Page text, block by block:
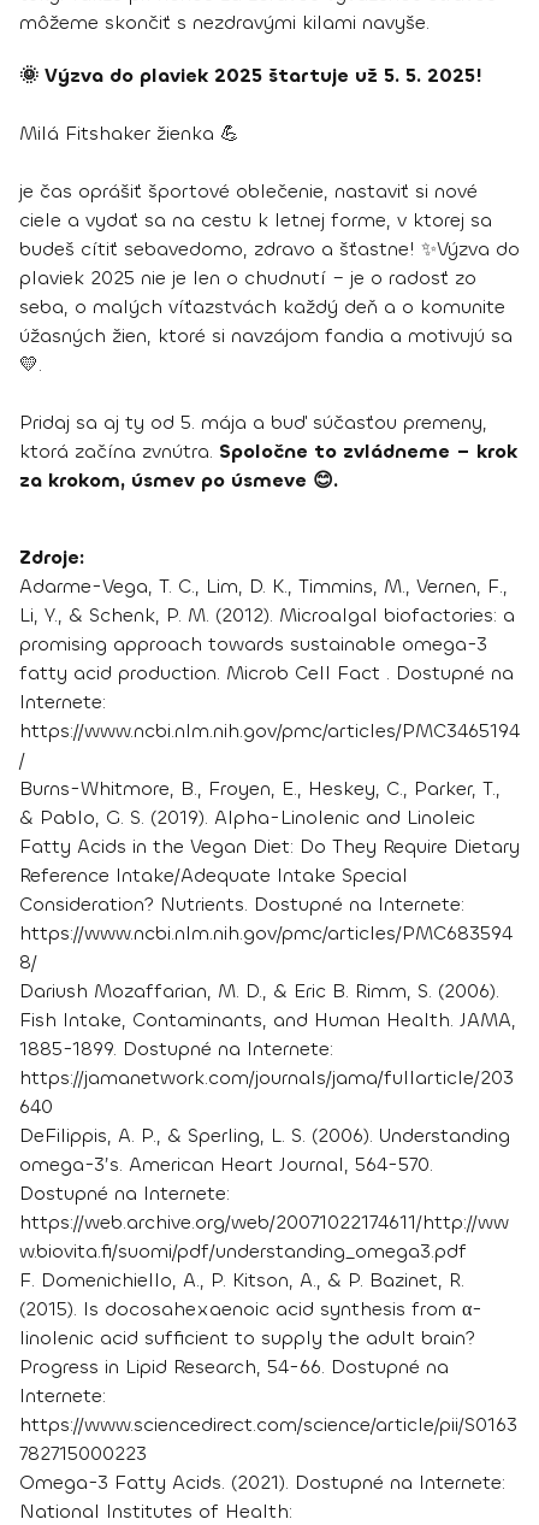
môžeme skončiť s nezdravými kilami navyše.
🌞 Výzva do plaviek 2025 štartuje už 5. 5. 2025!
Milá Fitshaker žienka 💪
je čas oprášiť športové oblečenie, nastaviť si nové
ciele a vydať sa na cestu k letnej forme, v ktorej sa
budeš cítiť sebavedomo, zdravo a šťastne! ✨Výzva do
plaviek 2025 nie je len o chudnutí – je o radosť zo
seba, o malých víťazstvách každý deň a o komunite
úžasných žien, ktoré si navzájom fandia a motivujú sa
💛.
Pridaj sa aj ty od 5. mája a buď súčasťou premeny,
ktorá začína zvnútra. Spoločne to zvládneme – krok
za krokom, úsmev po úsmeve 😊.
Zdroje:
Adarme-Vega, T. C., Lim, D. K., Timmins, M., Vernen, F.,
Li, Y., & Schenk, P. M. (2012). Microalgal biofactories: a
promising approach towards sustainable omega-3
fatty acid production. Microb Cell Fact . Dostupné na
Internete:
https://www.ncbi.nlm.nih.gov/pmc/articles/PMC3465194
/
Burns-Whitmore, B., Froyen, E., Heskey, C., Parker, T.,
& Pablo, G. S. (2019). Alpha-Linolenic and Linoleic
Fatty Acids in the Vegan Diet: Do They Require Dietary
Reference Intake/Adequate Intake Special
Consideration? Nutrients. Dostupné na Internete:
https://www.ncbi.nlm.nih.gov/pmc/articles/PMC683594
8/
Dariush Mozaffarian, M. D., & Eric B. Rimm, S. (2006).
Fish Intake, Contaminants, and Human Health. JAMA,
1885-1899. Dostupné na Internete:
https://jamanetwork.com/journals/jama/fullarticle/203
640
DeFilippis, A. P., & Sperling, L. S. (2006). Understanding
omega-3’s. American Heart Journal, 564-570.
Dostupné na Internete:
https://web.archive.org/web/20071022174611/http://ww
w.biovita.fi/suomi/pdf/understanding_omega3.pdf
F. Domenichiello, A., P. Kitson, A., & P. Bazinet, R.
(2015). Is docosahexaenoic acid synthesis from α-
linolenic acid sufficient to supply the adult brain?
Progress in Lipid Research, 54-66. Dostupné na
Internete:
https://www.sciencedirect.com/science/article/pii/S0163
782715000223
Omega-3 Fatty Acids. (2021). Dostupné na Internete:
National Institutes of Health: